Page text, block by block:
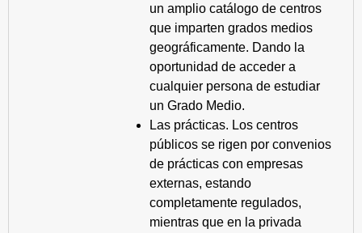
un amplio catálogo de centros
que imparten grados medios
geográficamente. Dando la
oportunidad de acceder a
cualquier persona de estudiar
un Grado Medio.
Las prácticas. Los centros
públicos se rigen por convenios
de prácticas con empresas
externas, estando
completamente regulados,
mientras que en la privada